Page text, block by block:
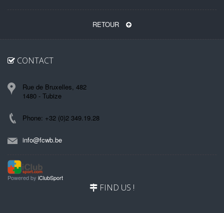
RETOUR
CONTACT
Rue de Bruxelles, 482
1480 - Tubize
Phone: +32 (0)2 349.19.28
info@fcwb.be
Powered by iClubSport
FIND US !